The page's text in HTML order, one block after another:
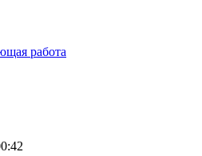
работа